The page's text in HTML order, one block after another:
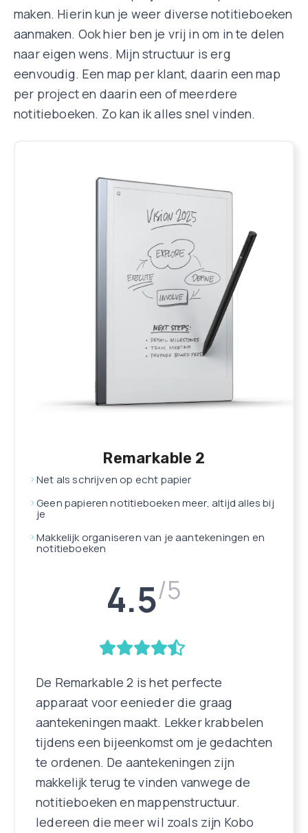
maken. Hierin kun je weer diverse notitieboeken
aanmaken. Ook hier ben je vrij in om in te delen
naar eigen wens. Mijn structuur is erg
eenvoudig. Een map per klant, daarin een map
per project en daarin een of meerdere
notitieboeken. Zo kan ik alles snel vinden.
Remarkable 2
Net als schrijven op echt papier
Geen papieren notitieboeken meer, altijd alles bij
je
Makkelijk organiseren van je aantekeningen en
notitieboeken
4.5/5
De Remarkable 2 is het perfecte
apparaat voor eenieder die graag
aantekeningen maakt. Lekker krabbelen
tijdens een bijeenkomst om je gedachten
te ordenen. De aantekeningen zijn
makkelijk terug te vinden vanwege de
notitieboeken en mappenstructuur.
Iedereen die meer wil zoals zijn Kobo